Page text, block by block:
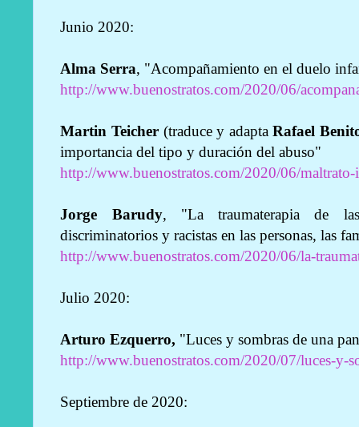
Junio 2020:
Alma Serra, "Acompañamiento en el duelo
http://www.buenostratos.com/2020/06/
Martin Teicher (traduce y adaptaRafael
importancia del tipo y duración del abuso"
http://www.buenostratos.com/2020/06/
Jorge Barudy, "La traumaterapia de
discriminatorios y racistas en las personas, las
http://www.buenostratos.com/2020/06/la-
Julio 2020:
Arturo Ezquerro, "Luces y sombras de una
http://www.buenostratos.com/2020/07/luces-y-
Septiembre de 2020: